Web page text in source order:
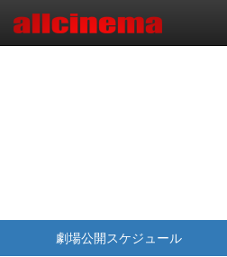
劇場公開スケジュール